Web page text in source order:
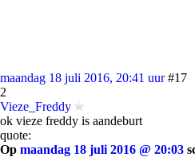
maandag 18 juli 2016, 20:41 uur #17
2
Vieze_Freddy
ok vieze freddy is aandeburt
quote:
Op maandag 18 juli 2016 @ 20:03